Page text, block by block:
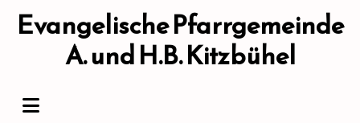
Evangelische Pfarrgemeinde
A. und H.B. Kitzbühel